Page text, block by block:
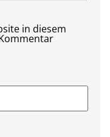
in diesem